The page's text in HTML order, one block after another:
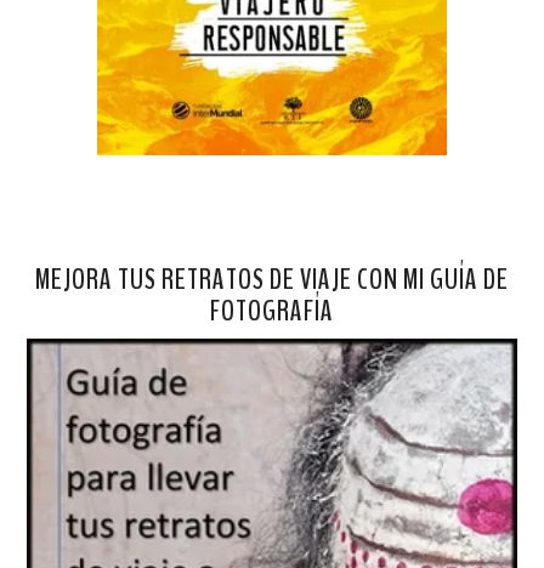
MEJORA TUS RETRATOS DE VIAJE CON MI GUÍA DE
FOTOGRAFÍA